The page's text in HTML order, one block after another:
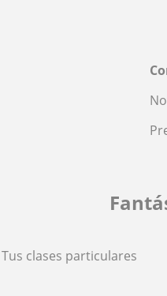
clases particulares